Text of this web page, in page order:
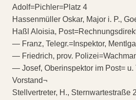
Adolf=Pichler=Platz 4
Hassenmüller Oskar, Major i. P.,
Haßl Aloisia,
— Franz, Telegr.=Inspektor,
— Friedrich, prov.
— Josef, Oberinspektor im Post= u.
Vorstand¬
Stellvertreter, H., Sternwartestraße